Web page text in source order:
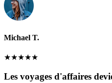
Michael T.
★★★★★
Les voyages d'affaires